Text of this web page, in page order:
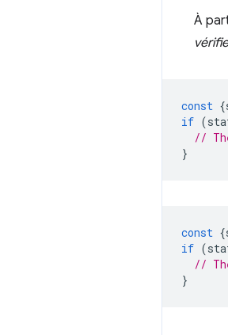
À
const {
if (
//
}
const {
if (
//
}